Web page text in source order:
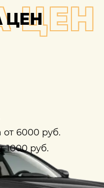
ЦЕН
ЦЕН
от 6000 руб.
1000 руб.